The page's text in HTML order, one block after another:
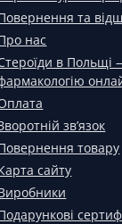
та
нас
в Польщі
зв’язок
товару
сайту